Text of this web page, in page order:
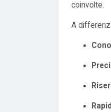
coinvolte.
A